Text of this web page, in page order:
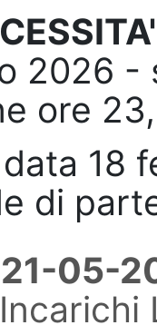
2026 -
ore
18
di
05-